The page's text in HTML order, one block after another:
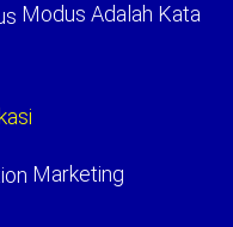
Modus Adalah Kata
Marketing